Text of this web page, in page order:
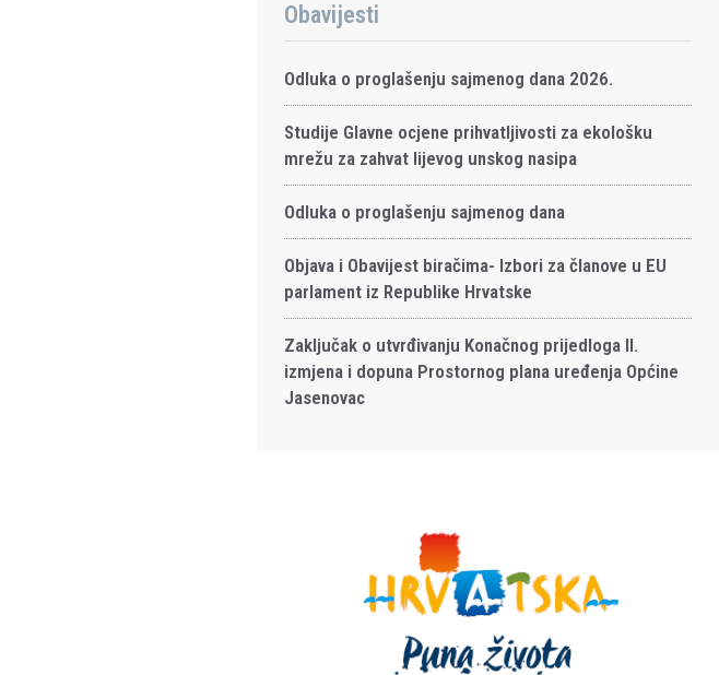
Obavijesti
Odluka o proglašenju sajmenog dana 2026.
Studije Glavne ocjene prihvatljivosti za ekološku
mrežu za zahvat lijevog unskog nasipa
Odluka o proglašenju sajmenog dana
Objava i Obavijest biračima- Izbori za članove u EU
parlament iz Republike Hrvatske
Zaključak o utvrđivanju Konačnog prijedloga II.
izmjena i dopuna Prostornog plana uređenja Općine
Jasenovac